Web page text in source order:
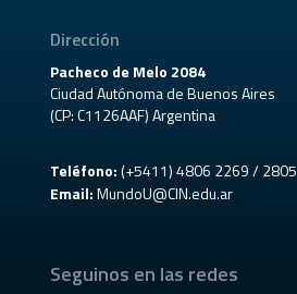
Dirección
Pacheco de Melo 2084
Ciudad Autónoma de Buenos Aires
(CP: C1126AAF) Argentina
Teléfono:(+5411) 4806 2269 / 2805
Email: MundoU@CIN.edu.ar
Seguinos en las redes